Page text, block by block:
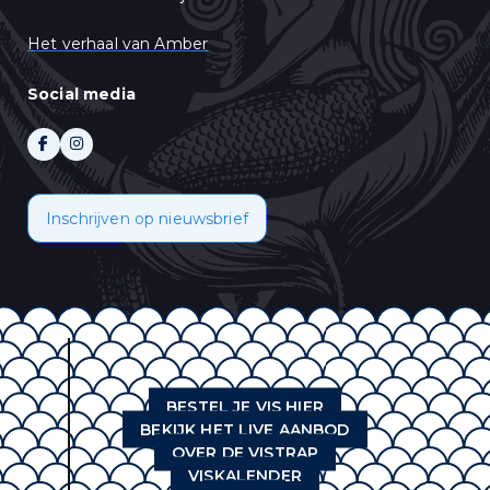
Het verhaal van Amber
Social media
Inschrijven op nieuwsbrief
BESTEL JE VIS HIER
BEKIJK HET LIVE AANBOD
OVER DE VISTRAP
VISKALENDER